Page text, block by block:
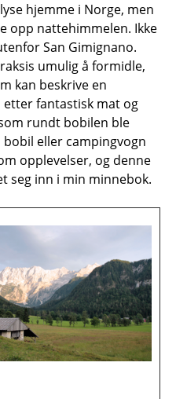
hjemme i Norge, men
opp nattehimmelen. Ikke
San Gimignano.
umulig å formidle,
kan beskrive en
etter fantastisk mat og
rundt bobilen ble
eller campingvogn
opplevelser, og denne
seg inn i min minnebok.